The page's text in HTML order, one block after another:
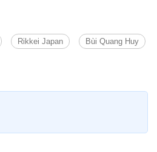
Rikkei Japan Bùi Quang Huy